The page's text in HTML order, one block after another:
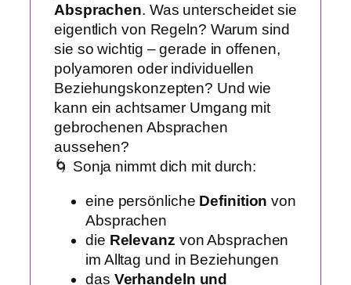
Absprachen. Was unterscheidet sie
eigentlich von Regeln? Warum sind
sie so wichtig – gerade in offenen,
polyamoren oder individuellen
Beziehungskonzepten? Und wie
kann ein achtsamer Umgang mit
gebrochenen Absprachen
aussehen?
🌀 Sonja nimmt dich mit durch:
eine persönliche Definition von
Absprachen
die Relevanz von Absprachen
im Alltag und in Beziehungen
das Verhandeln und